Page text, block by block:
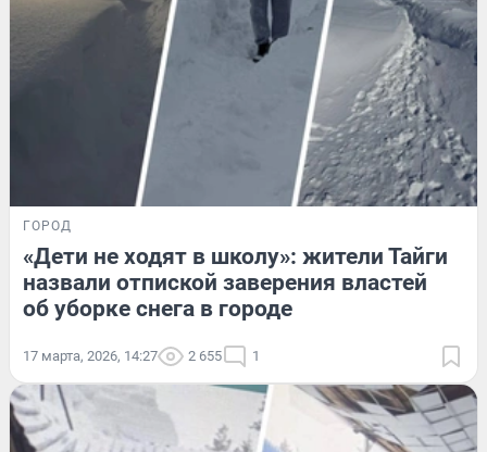
ГОРОД
«Дети не ходят в школу»: жители Тайги
назвали отпиской заверения властей
об уборке снега в городе
17 марта, 2026, 14:27 2 655 1